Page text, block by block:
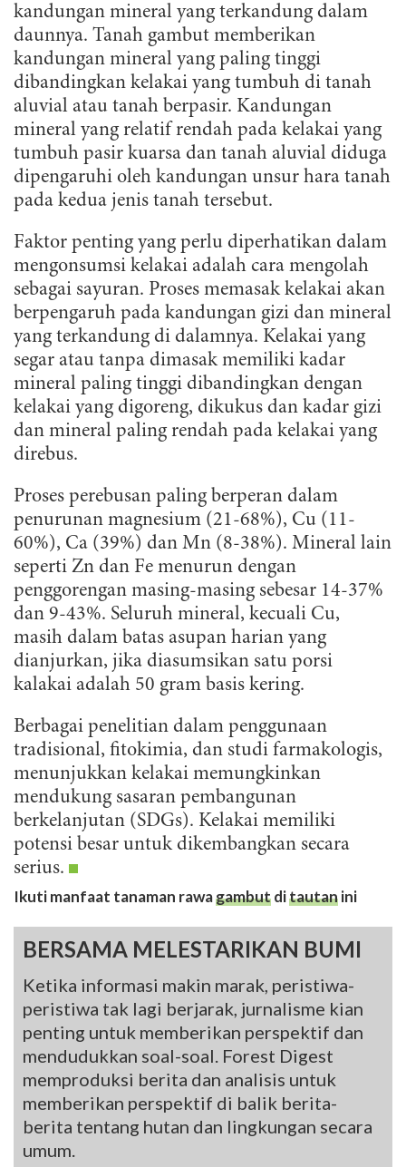
kandungan mineral yang terkandung dalam
daunnya. Tanah gambut memberikan
kandungan mineral yang paling tinggi
dibandingkan kelakai yang tumbuh di tanah
aluvial atau tanah berpasir. Kandungan
mineral yang relatif rendah pada kelakai yang
tumbuh pasir kuarsa dan tanah aluvial diduga
dipengaruhi oleh kandungan unsur hara tanah
pada kedua jenis tanah tersebut.
Faktor penting yang perlu diperhatikan dalam
mengonsumsi kelakai adalah cara mengolah
sebagai sayuran. Proses memasak kelakai akan
berpengaruh pada kandungan gizi dan mineral
yang terkandung di dalamnya. Kelakai yang
segar atau tanpa dimasak memiliki kadar
mineral paling tinggi dibandingkan dengan
kelakai yang digoreng, dikukus dan kadar gizi
dan mineral paling rendah pada kelakai yang
direbus.
Proses perebusan paling berperan dalam
penurunan magnesium (21-68%), Cu (11-
60%), Ca (39%) dan Mn (8-38%). Mineral lain
seperti Zn dan Fe menurun dengan
penggorengan masing-masing sebesar 14-37%
dan 9-43%. Seluruh mineral, kecuali Cu,
masih dalam batas asupan harian yang
dianjurkan, jika diasumsikan satu porsi
kalakai adalah 50 gram basis kering.
Berbagai penelitian dalam penggunaan
tradisional, fitokimia, dan studi farmakologis,
menunjukkan kelakai memungkinkan
mendukung sasaran pembangunan
berkelanjutan (SDGs). Kelakai memiliki
potensi besar untuk dikembangkan secara
serius.
Ikuti manfaat tanaman rawagambutditautanini
BERSAMA MELESTARIKAN BUMI
Ketika informasi makin marak, peristiwa-
peristiwa tak lagi berjarak, jurnalisme kian
penting untuk memberikan perspektif dan
mendudukkan soal-soal. Forest Digest
memproduksi berita dan analisis untuk
memberikan perspektif di balik berita-
berita tentang hutan dan lingkungan secara
umum.